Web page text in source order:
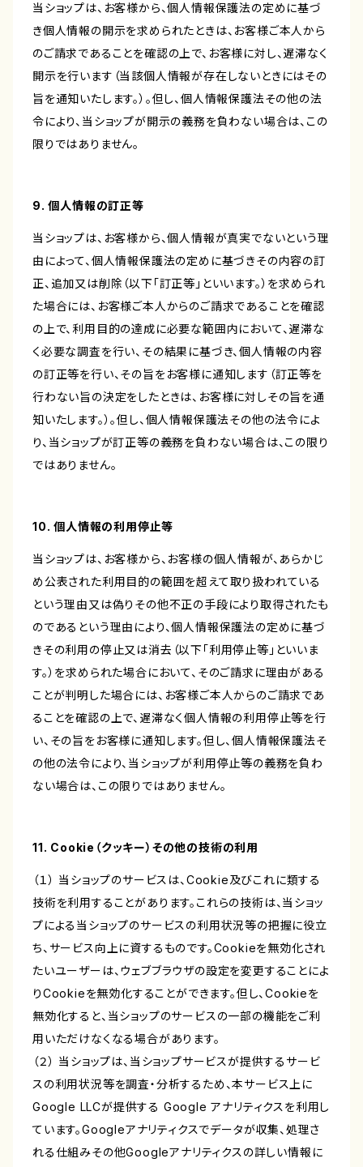
当ショップは、お客様から、個人情報保護法の定めに基づ
き個人情報の開示を求められたときは、お客様ご本人から
のご請求であることを確認の上で、お客様に対し、遅滞なく
開示を行います（当該個人情報が存在しないときにはその
旨を通知いたします。）。但し、個人情報保護法その他の法
令により、当ショップが開示の義務を負わない場合は、この
限りではありません。
9. 個人情報の訂正等
当ショップは、お客様から、個人情報が真実でないという理
由によって、個人情報保護法の定めに基づきその内容の訂
正、追加又は削除（以下「訂正等」といいます。）を求められ
た場合には、お客様ご本人からのご請求であることを確認
の上で、利用目的の達成に必要な範囲内において、遅滞な
く必要な調査を行い、その結果に基づき、個人情報の内容
の訂正等を行い、その旨をお客様に通知します（訂正等を
行わない旨の決定をしたときは、お客様に対しその旨を通
知いたします。）。但し、個人情報保護法その他の法令によ
り、当ショップが訂正等の義務を負わない場合は、この限り
ではありません。
10. 個人情報の利用停止等
当ショップは、お客様から、お客様の個人情報が、あらかじ
め公表された利用目的の範囲を超えて取り扱われている
という理由又は偽りその他不正の手段により取得されたも
のであるという理由により、個人情報保護法の定めに基づ
きその利用の停止又は消去（以下「利用停止等」といいま
す。）を求められた場合において、そのご請求に理由がある
ことが判明した場合には、お客様ご本人からのご請求であ
ることを確認の上で、遅滞なく個人情報の利用停止等を行
い、その旨をお客様に通知します。但し、個人情報保護法そ
の他の法令により、当ショップが利用停止等の義務を負わ
ない場合は、この限りではありません。
11. Cookie（クッキー）その他の技術の利用
（１） 当ショップのサービスは、Cookie及びこれに類する
技術を利用することがあります。これらの技術は、当ショッ
プによる当ショップのサービスの利用状況等の把握に役立
ち、サービス向上に資するものです。Cookieを無効化され
たいユーザーは、ウェブブラウザの設定を変更することによ
りCookieを無効化することができます。但し、Cookieを
無効化すると、当ショップのサービスの一部の機能をご利
用いただけなくなる場合があります。
（２） 当ショップは、当ショップサービスが提供するサービ
スの利用状況等を調査・分析するため、本サービス上に
Google LLCが提供する Google アナリティクスを利用し
ています。Googleアナリティクスでデータが収集、処理さ
れる仕組みその他Googleアナリティクスの詳しい情報に